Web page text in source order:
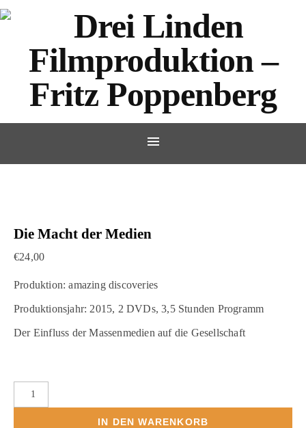
Die Macht der Medien
€24,00
Produktion: amazing discoveries
Produktionsjahr: 2015, 2 DVDs, 3,5 Stunden Programm
Der Einfluss der Massenmedien auf die Gesellschaft
IN DEN WARENKORB